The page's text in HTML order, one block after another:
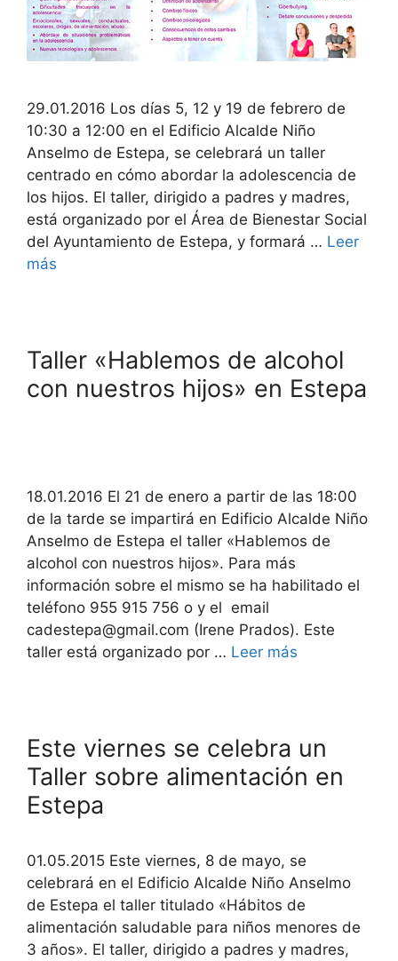
29.01.2016 Los días 5, 12 y 19 de febrero de
10:30 a 12:00 en el Edificio Alcalde Niño
Anselmo de Estepa, se celebrará un taller
centrado en cómo abordar la adolescencia de
los hijos. El taller, dirigido a padres y madres,
está organizado por el Área de Bienestar Social
del Ayuntamiento de Estepa, y formará … Leer
más
Taller «Hablemos de alcohol
con nuestros hijos» en Estepa
18.01.2016 El 21 de enero a partir de las 18:00
de la tarde se impartirá en Edificio Alcalde Niño
Anselmo de Estepa el taller «Hablemos de
alcohol con nuestros hijos». Para más
información sobre el mismo se ha habilitado el
teléfono 955 915 756 o y el email
cadestepa@gmail.com (Irene Prados). Este
taller está organizado por … Leer más
Este viernes se celebra un
Taller sobre alimentación en
Estepa
01.05.2015 Este viernes, 8 de mayo, se
celebrará en el Edificio Alcalde Niño Anselmo
de Estepa el taller titulado «Hábitos de
alimentación saludable para niños menores de
3 años». El taller, dirigido a padres y madres,